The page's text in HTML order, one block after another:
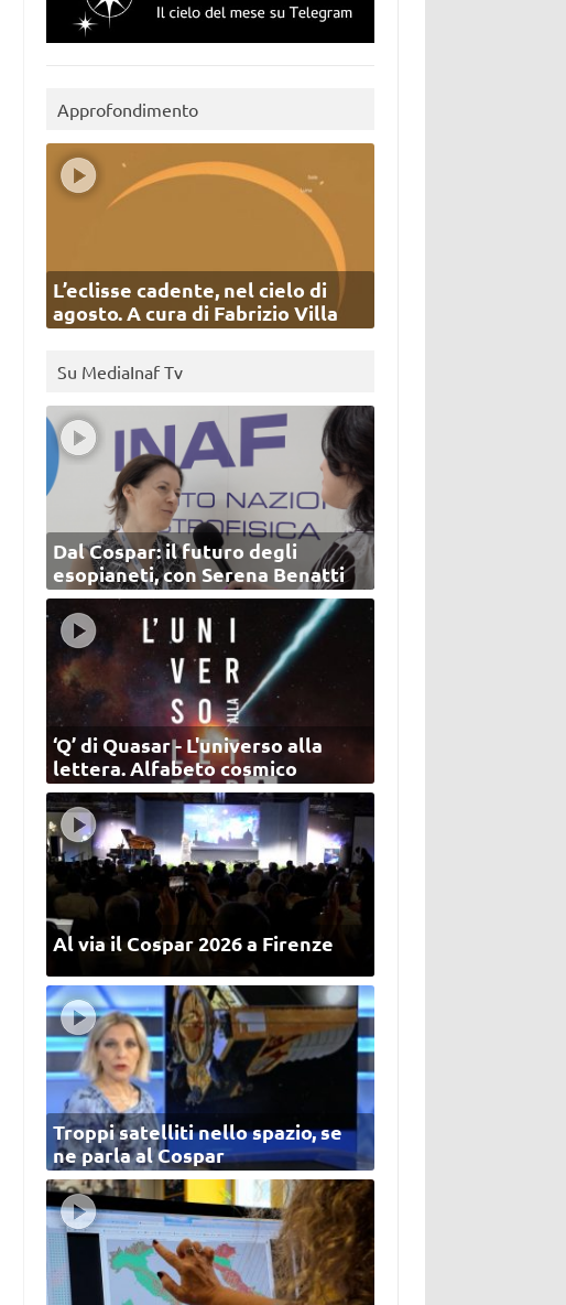
Approfondimento
L’eclisse cadente, nel cielo di
agosto. A cura di Fabrizio Villa
Su MediaInaf Tv
Dal Cospar: il futuro degli
esopianeti, con Serena Benatti
‘Q’ di Quasar - L'universo alla
lettera. Alfabeto cosmico
Al via il Cospar 2026 a Firenze
Troppi satelliti nello spazio, se
ne parla al Cospar